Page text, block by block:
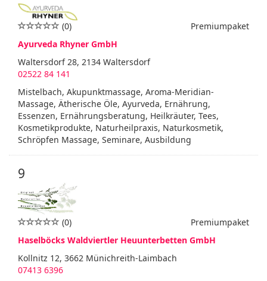
Premiumpaket
(0)
Ayurveda Rhyner GmbH
Waltersdorf 28, 2134 Waltersdorf
02522 84 141
Mistelbach, Akupunktmassage, Aroma-Meridian-
Massage, Ätherische Öle, Ayurveda, Ernährung,
Essenzen, Ernährungsberatung, Heilkräuter, Tees,
Kosmetikprodukte, Naturheilpraxis, Naturkosmetik,
Schröpfen Massage, Seminare, Ausbildung
9
Premiumpaket
(0)
Haselböcks Waldviertler Heuunterbetten GmbH
Kollnitz 12, 3662 Münichreith-Laimbach
07413 6396